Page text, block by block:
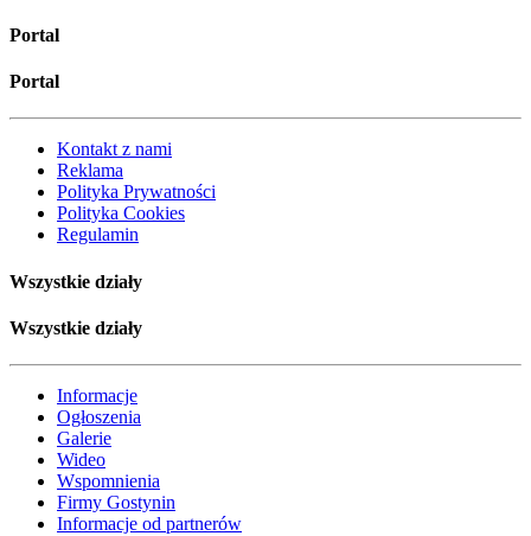
Portal
Portal
Kontakt z nami
Reklama
Polityka Prywatności
Polityka Cookies
Regulamin
Wszystkie działy
Wszystkie działy
Informacje
Ogłoszenia
Galerie
Wideo
Wspomnienia
Firmy Gostynin
Informacje od partnerów